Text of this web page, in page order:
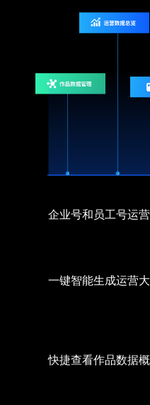
企业号和员工号运
一键智能生成运营
快捷查看作品数据